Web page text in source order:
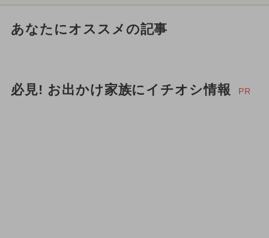
あなたにオススメの記事
必見! お出かけ家族にイチオシ情報 PR